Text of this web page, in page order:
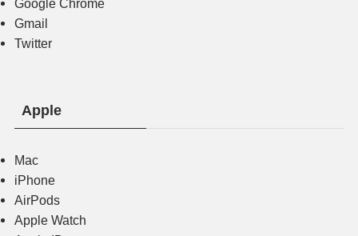
Google Chrome
Gmail
Twitter
Apple
Mac
iPhone
AirPods
Apple Watch